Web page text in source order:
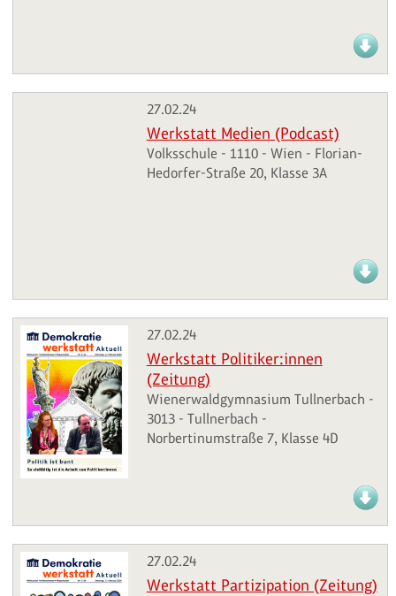
27.02.24
Werkstatt Medien (Podcast)
Volksschule - 1110 - Wien - Florian-
Hedorfer-Straße 20, Klasse 3A
27.02.24
Werkstatt Politiker:innen
(Zeitung)
Wienerwaldgymnasium Tullnerbach -
3013 - Tullnerbach -
Norbertinumstraße 7, Klasse 4D
27.02.24
Werkstatt Partizipation (Zeitung)